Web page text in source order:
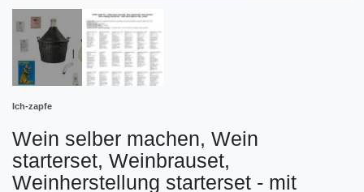
Ich-zapfe
Wein selber machen, Wein
starterset, Weinbrauset,
Weinherstellung starterset - mit